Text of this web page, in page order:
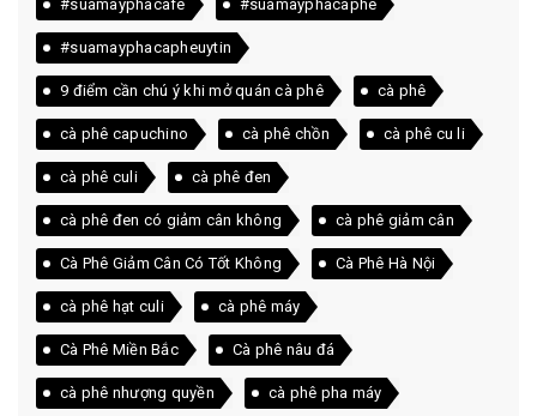
#suamayphacafe #suamayphacaphe
#suamayphacapheuytin
9 điểm cần chú ý khi mở quán cà phê cà phê
cà phê capuchino cà phê chồn cà phê cu li
cà phê culi cà phê đen
cà phê đen có giảm cân không cà phê giảm cân
Cà Phê Giảm Cân Có Tốt Không Cà Phê Hà Nội
cà phê hạt culi cà phê máy
Cà Phê Miền Bắc Cà phê nâu đá
cà phê nhượng quyền cà phê pha máy